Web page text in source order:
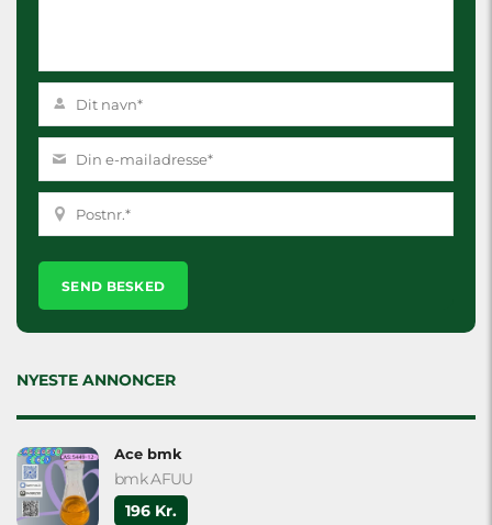
Please
leave
empty.
NYESTE ANNONCER
Ace bmk
bmk AFUU
196 Kr.